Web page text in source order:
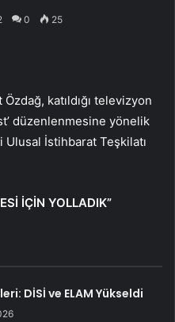
0 25
katıldığı televizyon
düzenlenmesine yönelik
Ulusal İstihbarat Teşkilatı
İÇİN YOLLADIK”
DİSİ ve ELAM Yükseldi